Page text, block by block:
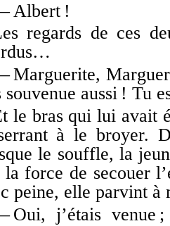
Albert !
regards de ces
Marguerite,
souvenue aussi ! Tu
le bras qui lui avait
à le broyer.
le souffle, la
la force de secouer
peine, elle parvint à
Oui, j’étais venue